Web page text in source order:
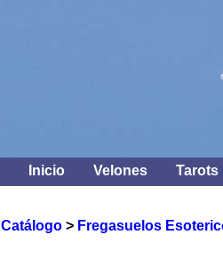
Inicio Velones Tarots
Catálogo > Fregasuelos